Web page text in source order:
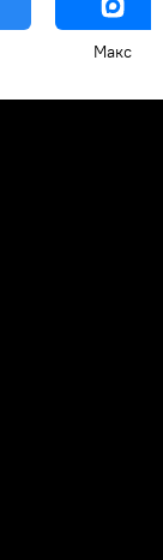
Макс